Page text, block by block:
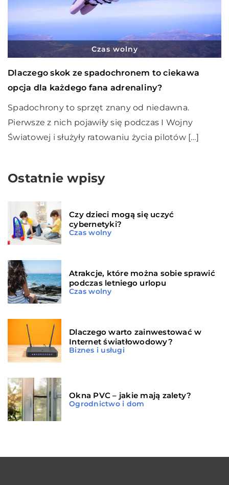
Czas wolny
Dlaczego skok ze spadochronem to ciekawa
opcja dla każdego fana adrenaliny?
Spadochrony to sprzęt znany od niedawna.
Pierwsze z nich pojawiły się podczas I Wojny
Światowej i służyły ratowaniu życia pilotów […]
Ostatnie wpisy
Czy dzieci mogą się uczyć
cybernetyki?
Czas wolny
Atrakcje, które można sobie sprawić
podczas letniego urlopu
Czas wolny
Dlaczego warto zainwestować w
Internet światłowodowy?
Biznes i usługi
Okna PVC – jakie mają zalety?
Ogrodnictwo i dom